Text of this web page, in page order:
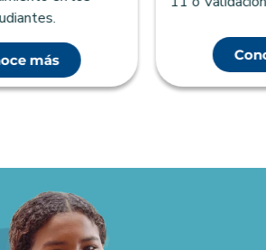
más